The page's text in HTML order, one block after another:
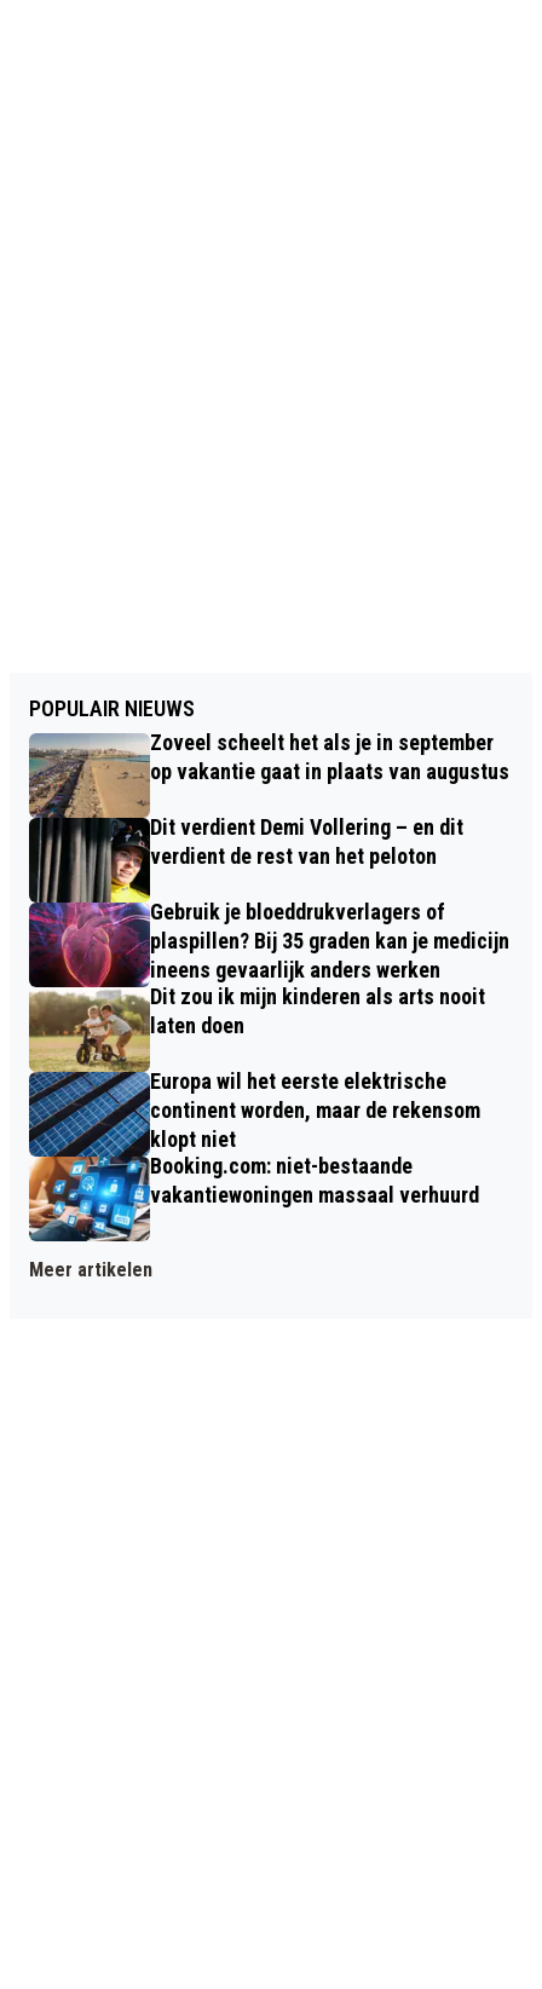
POPULAIR NIEUWS
Zoveel scheelt het als je in september
op vakantie gaat in plaats van augustus
Dit verdient Demi Vollering – en dit
verdient de rest van het peloton
Gebruik je bloeddrukverlagers of
plaspillen? Bij 35 graden kan je medicijn
ineens gevaarlijk anders werken
Dit zou ik mijn kinderen als arts nooit
laten doen
Europa wil het eerste elektrische
continent worden, maar de rekensom
klopt niet
Booking.com: niet-bestaande
vakantiewoningen massaal verhuurd
Meer artikelen